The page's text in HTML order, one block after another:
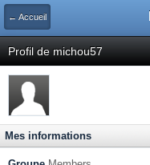
← Accueil
Profil de michou57
Mes informations